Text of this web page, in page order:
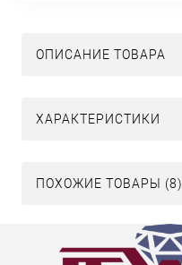
ОПИСАНИЕ ТОВАРА
ХАРАКТЕРИСТИКИ
ПОХОЖИЕ ТОВАРЫ (8)